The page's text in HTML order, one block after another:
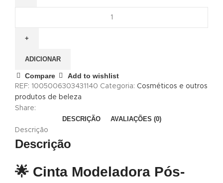
ADICIONAR
Compare Add to wishlist
REF: 1005006303431140 Categoria: Cosméticos e outros
produtos de beleza
Share:
DESCRIÇÃO AVALIAÇÕES (0)
Descrição
Descrição
🌟 Cinta Modeladora Pós-